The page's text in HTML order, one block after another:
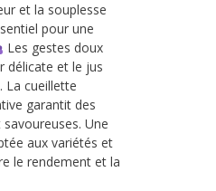
et la souplesse
pour une
Les gestes doux
délicate et le jus
La cueillette
garantit des
Une
aux variétés et
le rendement et la